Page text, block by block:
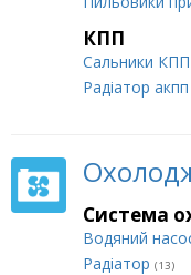
КПП
Сальники КПП
Радіатор акпп
Система
Водяний
Радіатор (13)